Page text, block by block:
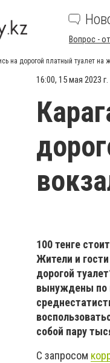
Вопрос -
на дорогой платный туалет на
16:00, 15 мая 2023 г.
100 тенге
Жители и
дорогой
вынуждены по
собой пару
С запросом